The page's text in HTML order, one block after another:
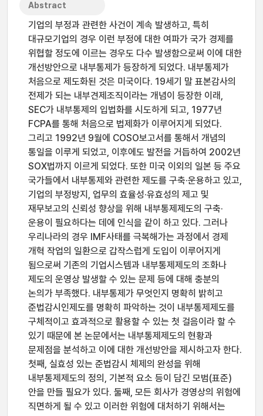
Abstract
기업의 부정과 관련한 사건이 계속 발생하고, 특히
대규모기업의 경우 이런 부정에 대한 여파가 국가 경제를
위협할 정도에 이르는 경우도 다수 발생함으로써 이에 대한
개선방안으로 내부통제가 등장하게 되었다. 내부통제가
처음으로 제도화된 것은 미국이다. 19세기 말 표본감사의
전제가 되는 내부견제조직이라는 개념이 등장한 이래,
SEC가 내부통제의 입법화를 시도하게 되고, 1977년
FCPA를 통해 처음으로 법제화가 이루어지게 되었다.
그리고 1992년 9월에 COSO보고서를 통해서 개념의
통일을 이루게 되었고, 이후에도 발전을 거듭하여 2002년
SOX법까지 이르게 되었다. 또한 미국 이외의 일본 등 주요
국가들에서 내부통제와 관련한 제도를 구축·운용하고 있고,
기업의 부정방지, 업무의 효율성·유효성의 제고 및
재무보고의 신뢰성 향상을 위해 내부통제제도의 구축·
운용이 필요하다는 데에 인식을 같이 하고 있다. 그러나
우리나라의 경우 IMF사태를 극복해가는 과정에서 경제
개혁 작업의 일환으로 갑작스럽게 도입이 이루어지게
됨으로써 기존의 기업시스템과 내부통제제도의 조화나
제도의 운영상 발생할 수 있는 문제 등에 대해 충분의
논의가 부족했다. 내부통제가 무엇인지 명확히 밝히고
준법감시인제도를 명확히 파악하는 것이 내부통제제도를
구체적이고 효과적으로 활용할 수 있는 첫 걸음이라 할 수
있기 때문에 본 논문에서는 내부통제제도의 현황과
문제점을 분석하고 이에 대한 개선방안을 제시하고자 한다.
첫째, 실효성 있는 준법감시 체제의 완성을 위해
내부통제제도의 정의, 기본적 요소 등이 담긴 모범(표준)
안을 만들 필요가 있다. 둘째, 모든 회사가 경영상의 위험에
직면하게 될 수 있고 이러한 위험에 대처하기 위해서는